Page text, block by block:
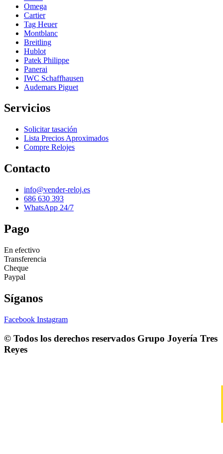
Omega
Cartier
Tag Heuer
Montblanc
Breitling
Hublot
Patek Philippe
Panerai
IWC Schaffhausen
Audemars Piguet
Servicios
Solicitar tasación
Lista Precios Aproximados
Compre Relojes
Contacto
info@vender-reloj.es
686 630 393
WhatsApp 24/7
Pago
En efectivo
Transferencia
Cheque
Paypal
Síganos
Facebook Instagram
© Todos los derechos reservados Grupo Joyería Tres
Reyes